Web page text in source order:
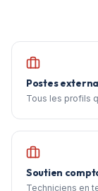
Postes
Tous les profils
Soutien
Techniciens en